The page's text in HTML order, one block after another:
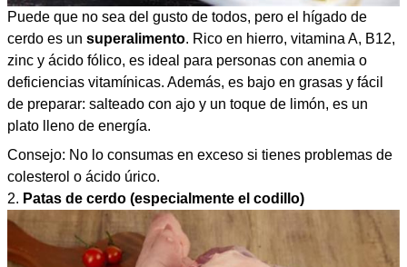
Puede que no sea del gusto de todos, pero el hígado de
cerdo es un superalimento. Rico en hierro, vitamina A, B12,
zinc y ácido fólico, es ideal para personas con anemia o
deficiencias vitamínicas. Además, es bajo en grasas y fácil
de preparar: salteado con ajo y un toque de limón, es un
plato lleno de energía.
Consejo: No lo consumas en exceso si tienes problemas de
colesterol o ácido úrico.
2. Patas de cerdo (especialmente el codillo)